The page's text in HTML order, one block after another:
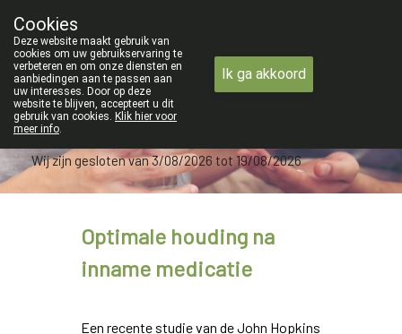
Van maandag 3 AUGUSTUS tot en met woensdag 19 AUGUSTUS
09 228 32 36
Wij zijn gesloten van 3/08/2026 tot 19/08/2026
Optimale houding na
inname medicatie
Een recente studie van de John Hopkins
Cookies
Deze website maakt gebruik van
cookies om uw gebruikservaring te
verbeteren en om onze diensten en
aanbiedingen aan te passen aan
uw interesses. Door op deze
website te blijven, accepteert u dit
gebruik van cookies. Klik hier voor
meer info.
Ik ga akkoord